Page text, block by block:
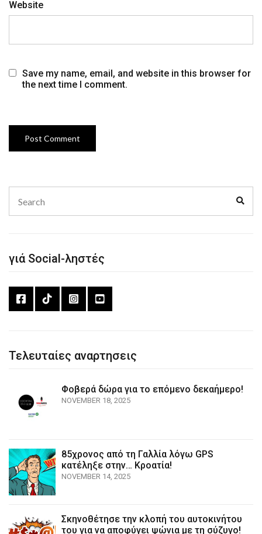
Website
Save my name, email, and website in this browser for
the next time I comment.
for:
γιά Social-ληστές
Τελευταίες αναρτησεις
Φοβερά δώρα για το επόμενο δεκαήμερο!
NOVEMBER 18, 2025
85χρονος από τη Γαλλία λόγω GPS
κατέληξε στην… Κροατία!
NOVEMBER 14, 2025
Σκηνοθέτησε την κλοπή του αυτοκινήτου
του για να αποφύγει ψώνια με τη σύζυγο!